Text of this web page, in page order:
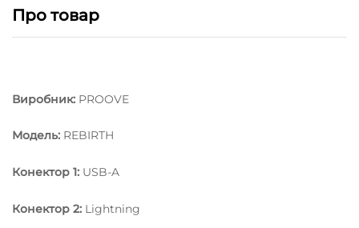
Про товар
Виробник: PROOVE
Модель: REBIRTH
Конектор 1: USB-A
Конектор 2: Lightning